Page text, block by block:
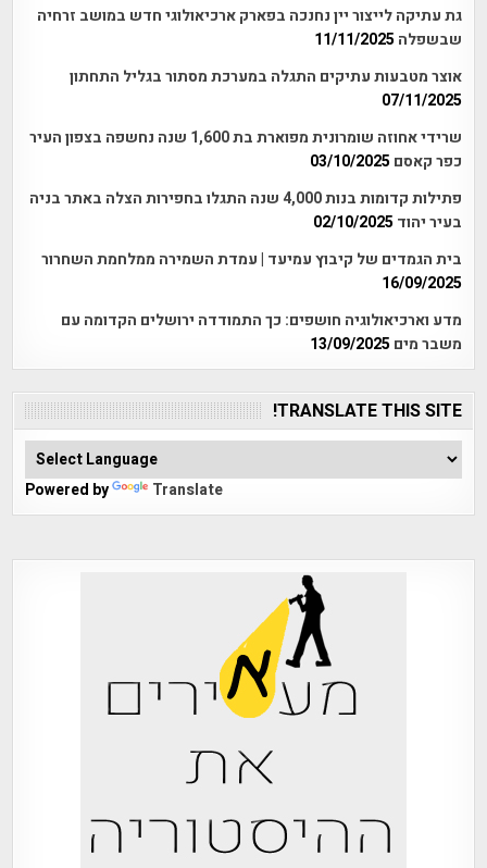
גת עתיקה לייצור יין נחנכה בפארק ארכיאולוגי חדש במושב זרחיה
שבשפלה 11/11/2025
אוצר מטבעות עתיקים התגלה במערכת מסתור בגליל התחתון
07/11/2025
שרידי אחוזה שומרונית מפוארת בת 1,600 שנה נחשפה בצפון העיר
כפר קאסם 03/10/2025
פתילות קדומות בנות 4,000 שנה התגלו בחפירות הצלה באתר בניה
בעיר יהוד 02/10/2025
בית הגמדים של קיבוץ עמיעד | עמדת השמירה ממלחמת השחרור
16/09/2025
מדע וארכיאולוגיה חושפים: כך התמודדה ירושלים הקדומה עם
משבר מים 13/09/2025
TRANSLATE THIS SITE!
Powered by Translate